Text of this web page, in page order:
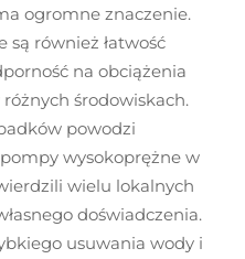
ogromne znaczenie.
również łatwość
na obciążenia
środowiskach.
powodzi
wysokoprężne w
wielu lokalnych
doświadczenia.
usuwania wody i